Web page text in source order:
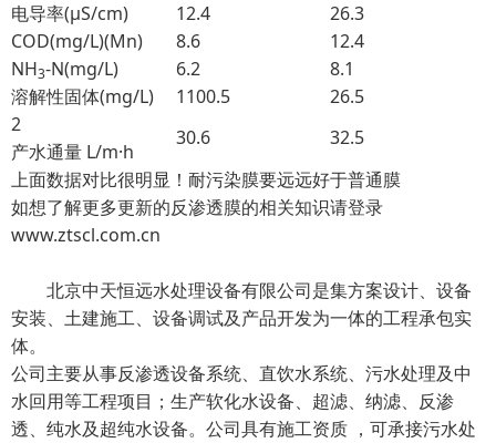
电导率(μS/cm)
12.4
26.3
COD(mg/L)(Mn)
8.6
12.4
NH3-N(mg/L) 6.2
8.1
溶解性固体(mg/L)
1100.5
26.5
2
30.6 32.5
产水通量 L/m·h
上面数据对比很明显！耐污染膜要远远好于普通膜
如想了解更多更新的反渗透膜的相关知识请登录
www.ztscl.com.cn
北京中天恒远水处理设备有限公司是集方案设计、设备
安装、土建施工、设备调试及产品开发为一体的工程承包实
体。
公司主要从事反渗透设备系统、直饮水系统、污水处理及中
水回用等工程项目；生产软化水设备、超滤、纳滤、反渗
透、纯水及超纯水设备。公司具有施工资质 ，可承接污水处